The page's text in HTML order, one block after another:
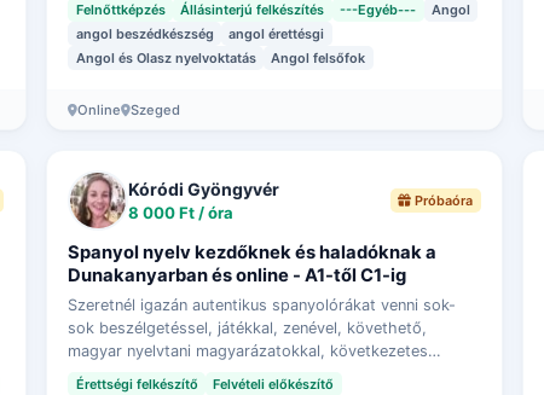
Felnőttképzés
Állásinterjú felkészítés ---Egyéb---
Angol
angol beszédkészség
angol érettésgi
Angol és Olasz nyelvoktatás
Angol felsőfok
Online Szeged
Kóródi Gyöngyvér
8 000 Ft / óra
Próbaóra
Spanyol nyelv kezdőknek és haladóknak a
Dunakanyarban és online - A1-től C1-ig
Szeretnél igazán autentikus spanyolórákat venni sok-
sok beszélgetéssel, játékkal, zenével, követhető,
magyar nyelvtani magyarázatokkal, következetes
tananyag-felépítéssel? Érdekel a spanyol kultúra, …
Érettségi felkészítő
Felvételi előkészítő